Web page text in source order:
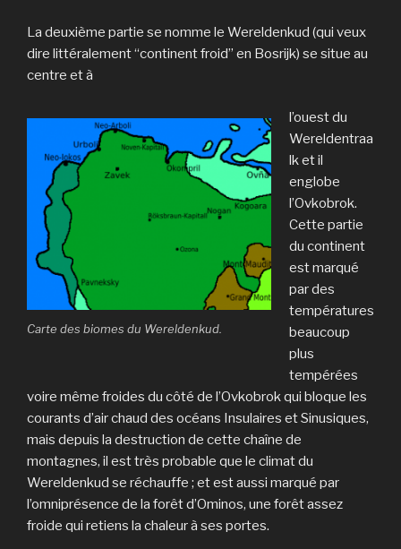
La deuxième partie se nomme le Wereldenkud (qui veux
dire littéralement “continent froid” en Bosrijk) se situe au
centre et à
Carte des biomes du Wereldenkud.
l’ouest du
Wereldentraa
lk et il
englobe
l’Ovkobrok.
Cette partie
du continent
est marqué
par des
températures
beaucoup
plus
tempérées
voire même froides du côté de l’Ovkobrok qui bloque les
courants d’air chaud des océans Insulaires et Sinusiques,
mais depuis la destruction de cette chaîne de
montagnes, il est très probable que le climat du
Wereldenkud se réchauffe ; et est aussi marqué par
l’omniprésence de la forêt d’Ominos, une forêt assez
froide qui retiens la chaleur à ses portes.